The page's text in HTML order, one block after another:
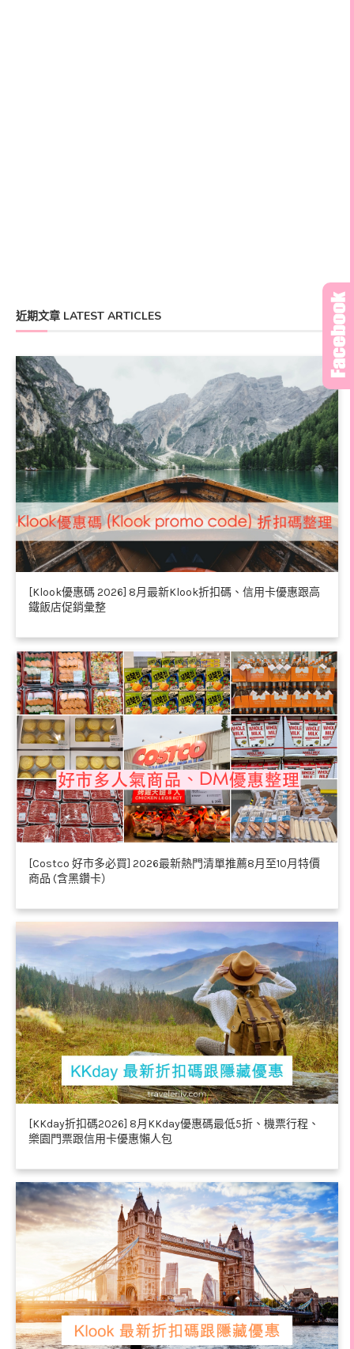
近期文章 LATEST ARTICLES
[Klook優惠碼 2026] 8月最新Klook折扣碼、信用卡優惠跟高
鐵飯店促銷彙整
[Costco 好市多必買] 2026最新熱門清單推薦8月至10月特價
商品 (含黑鑽卡）
[KKday折扣碼2026] 8月KKday優惠碼最低5折、機票行程、
樂園門票跟信用卡優惠懶人包